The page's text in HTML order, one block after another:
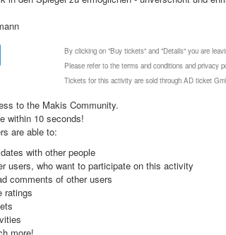
By clicking on "Buy tickets" and "Details" you are
Please refer to the terms and conditions and privacy
Tickets for this activity are sold through AD ticket
to the Makis Community.
within 10 seconds!
are able to:
with other people
users, who want to participate on this activity
comments of other users
ratings
more!